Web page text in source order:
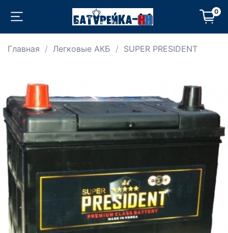
0
Главная Легковые АКБ SUPER PRESIDENT